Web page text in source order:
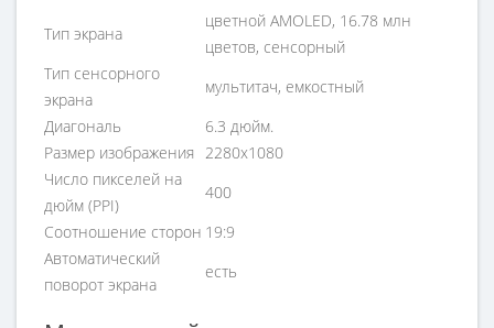
Тип экрана
цветной AMOLED, 16.78 млн
цветов, сенсорный
Тип сенсорного
экрана
мультитач, емкостный
Диагональ
6.3 дюйм.
Размер изображения 2280x1080
Число пикселей на
дюйм (PPI)
400
Соотношение сторон 19:9
Автоматический
поворот экрана
есть